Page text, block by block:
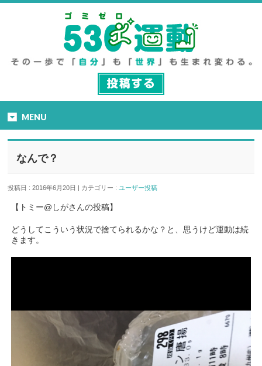
MENU
なんで？
投稿日 : 2016年6月20日 | カテゴリー :ユーザー投稿
【トミー@しがさんの投稿】
どうしてこういう状況で捨てられるかな？と、思うけど運動は続
きます。